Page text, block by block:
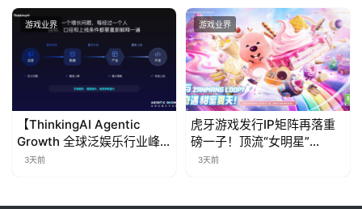
游戏业界
【ThinkingAI Agentic
Growth 全球泛娱乐行业峰
会】Agent 时代，人到底负
3天前
游戏业界
虎牙游戏发行IP矩阵再落重
磅一子！顶流“女明星”
ZANMANG LOOPY 正版3D
3天前